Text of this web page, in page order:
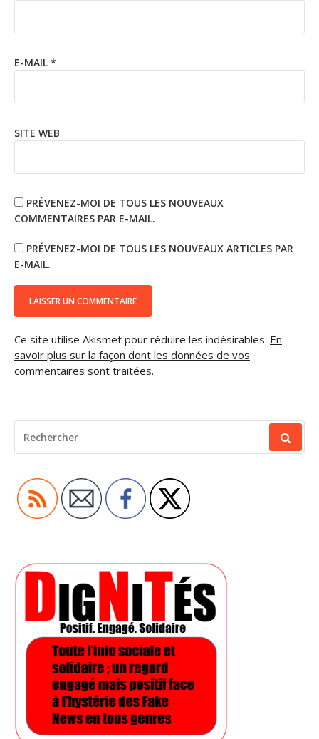
E-MAIL *
SITE WEB
PRÉVENEZ-MOI DE TOUS LES NOUVEAUX
COMMENTAIRES PAR E-MAIL.
PRÉVENEZ-MOI DE TOUS LES NOUVEAUX ARTICLES PAR
E-MAIL.
Ce site utilise Akismet pour réduire les indésirables. En
savoir plus sur la façon dont les données de vos
commentaires sont traitées.
POUR
: